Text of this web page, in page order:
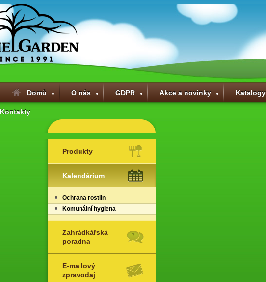
Domů O nás GDPR Akce a novinky Katalogy
Kontakty
Produkty
Kalendárium
Ochrana rostlin
Komunální hygiena
Zahrádkářská
poradna
E-mailový
zpravodaj